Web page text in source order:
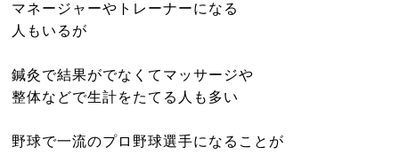
マネージャーやトレーナーになる
人もいるが
鍼灸で結果がでなくてマッサージや
整体などで生計をたてる人も多い
野球で一流のプロ野球選手になることが